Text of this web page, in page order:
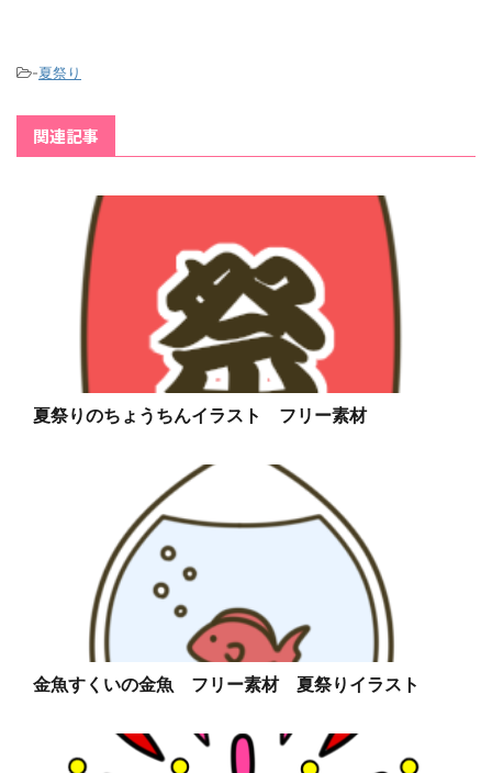
-夏祭り
関連記事
夏祭りのちょうちんイラスト フリー素材
金魚すくいの金魚 フリー素材 夏祭りイラスト